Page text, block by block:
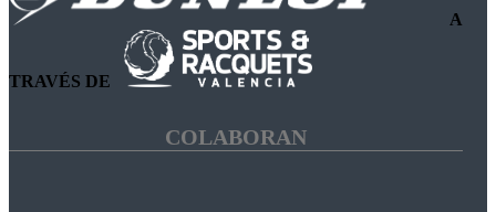
A
TRAVÉS DE
COLABORAN